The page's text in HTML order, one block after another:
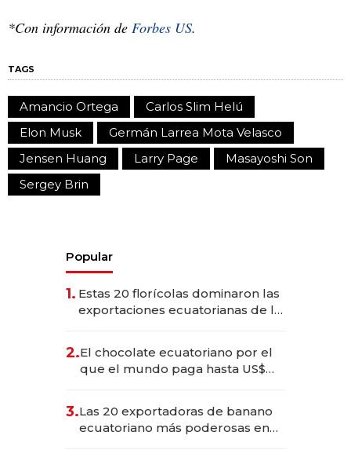
*Con información de Forbes US.
TAGS
Amancio Ortega
Carlos Slim Helú
Elon Musk
Germán Larrea Mota Velasco
Jensen Huang
Larry Page
Masayoshi Son
Sergey Brin
Popular
1. Estas 20 florícolas dominaron las
exportaciones ecuatorianas de la
2.El chocolate ecuatoriano por el
que el mundo paga hasta US$
3.Las 20 exportadoras de banano
ecuatoriano más poderosas en